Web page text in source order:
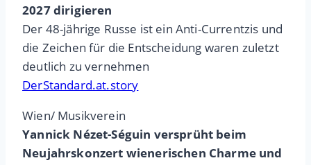
2027 dirigieren
Der 48-jährige Russe ist ein Anti-Currentzis und
die Zeichen für die Entscheidung waren zuletzt
deutlich zu vernehmen
DerStandard.at.story
Wien/ Musikverein
Yannick Nézet-Séguin versprüht beim
Neujahrskonzert wienerischen Charme und